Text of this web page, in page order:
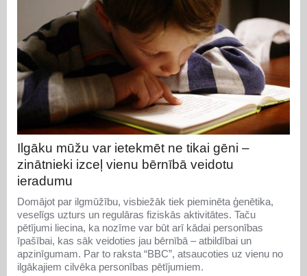
Ilgāku mūžu var ietekmēt ne tikai gēni –
zinātnieki izceļ vienu bērnībā veidotu
ieradumu
Domājot par ilgmūžību, visbiežāk tiek pieminēta ģenētika,
veselīgs uzturs un regulāras fiziskās aktivitātes. Taču
pētījumi liecina, ka nozīme var būt arī kādai personības
īpašībai, kas sāk veidoties jau bērnībā – atbildībai un
apzinīgumam. Par to raksta “BBC”, atsaucoties uz vienu no
ilgākajiem cilvēka personības pētījumiem.